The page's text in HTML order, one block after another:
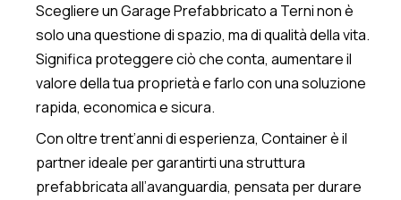
Scegliere un Garage Prefabbricato a Terni non è
solo una questione di spazio, ma di qualità della vita.
Significa proteggere ciò che conta, aumentare il
valore della tua proprietà e farlo con una soluzione
rapida, economica e sicura.
Con oltre trent’anni di esperienza, Container è il
partner ideale per garantirti una struttura
prefabbricata all’avanguardia, pensata per durare